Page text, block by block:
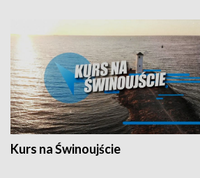
Kurs na Świnoujście